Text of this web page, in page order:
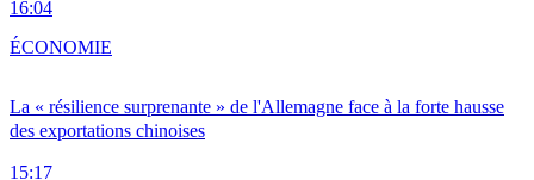
16:04
La « résilience surprenante » de l'Allemagne face à la forte hausse
des exportations chinoises
15:17
ÉCONOMIE